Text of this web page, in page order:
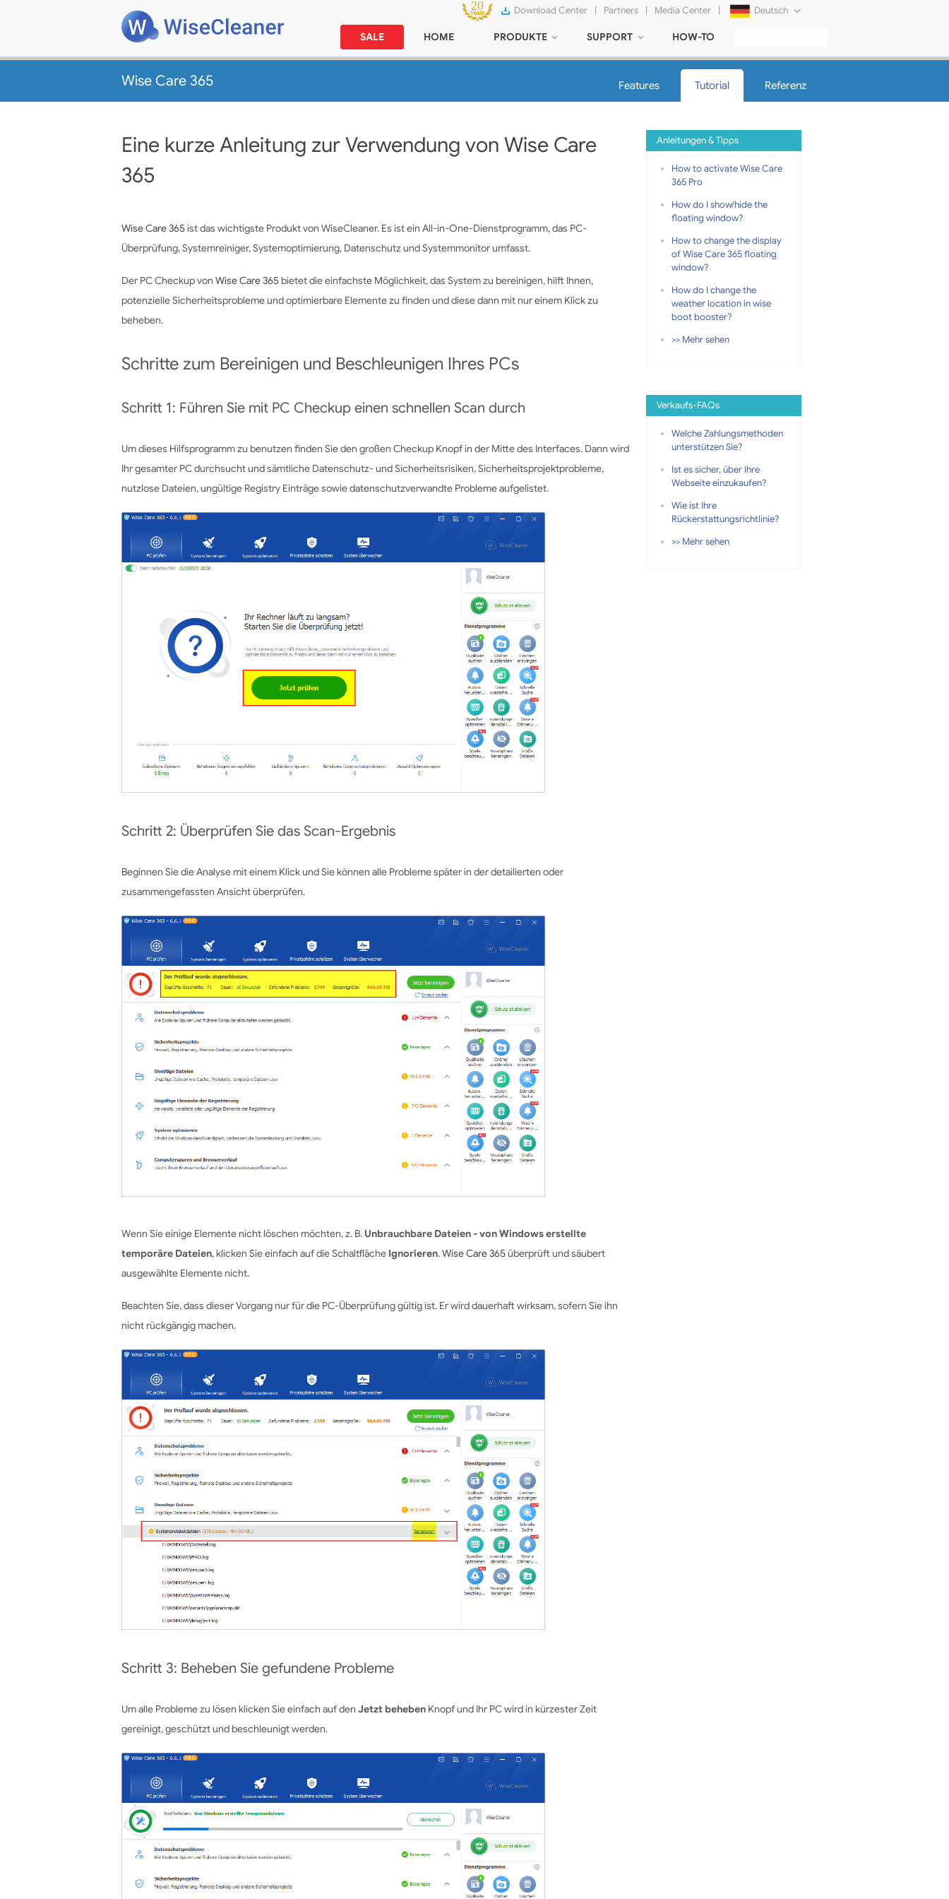
Download Center | Partners | Media Center | Deutsch
日本語
Русский
SALE HOME PRODUKTE SUPPORT HOW-TO
Wise Care 365 Features Tutorial Referenz
Eine kurze Anleitung zur Verwendung von Wise Care
365
Wise Care 365ist das wichtigste Produkt von WiseCleaner. Es ist ein All-in-One-Dienstprogramm, das PC-
Überprüfung, Systemreiniger, Systemoptimierung, Datenschutz und Systemmonitor umfasst.
Der PC Checkup von Wise Care 365 bietet die einfachste Möglichkeit, das System zu bereinigen, hilft Ihnen,
potenzielle Sicherheitsprobleme und optimierbare Elemente zu finden und diese dann mit nur einem Klick zu
beheben.
Schritte zum Bereinigen und Beschleunigen Ihres PCs
Schritt 1: Führen Sie mit PC Checkup einen schnellen Scan durch
Um dieses Hilfsprogramm zu benutzen finden Sie den großen Checkup Knopf in der Mitte des Interfaces. Dann wird
Ihr gesamter PC durchsucht und sämtliche Datenschutz- und Sicherheitsrisiken, Sicherheitsprojektprobleme,
nutzlose Dateien, ungültige Registry Einträge sowie datenschutzverwandte Probleme aufgelistet.
Schritt 2: Überprüfen Sie das Scan-Ergebnis
Beginnen Sie die Analyse mit einem Klick und Sie können alle Probleme später in der detailierten oder
zusammengefassten Ansicht überprüfen.
Wenn Sie einige Elemente nicht löschen möchten, z. B. Unbrauchbare Dateien - von Windows erstellte
temporäre Dateien, klicken Sie einfach auf die Schaltfläche Ignorieren.Wise Care 365überprüft und säubert
ausgewählte Elemente nicht.
Beachten Sie, dass dieser Vorgang nur für die PC-Überprüfung gültig ist. Er wird dauerhaft wirksam, sofern Sie ihn
nicht rückgängig machen.
Schritt 3: Beheben Sie gefundene Probleme
Um alle Probleme zu lösen klicken Sie einfach auf den Jetzt beheben Knopf und Ihr PC wird in kürzester Zeit
gereinigt, geschützt und beschleunigt werden.
Anleitungen & Tipps
How to activate Wise Care
365 Pro
How do I show/hide the
floating window?
How to change the display
of Wise Care 365 floating
window?
How do I change the
weather location in wise
boot booster?
>> Mehr sehen
Verkaufs-FAQs
Welche Zahlungsmethoden
unterstützen Sie?
Ist es sicher, über Ihre
Webseite einzukaufen?
Wie ist Ihre
Rückerstattungsrichtlinie?
>> Mehr sehen